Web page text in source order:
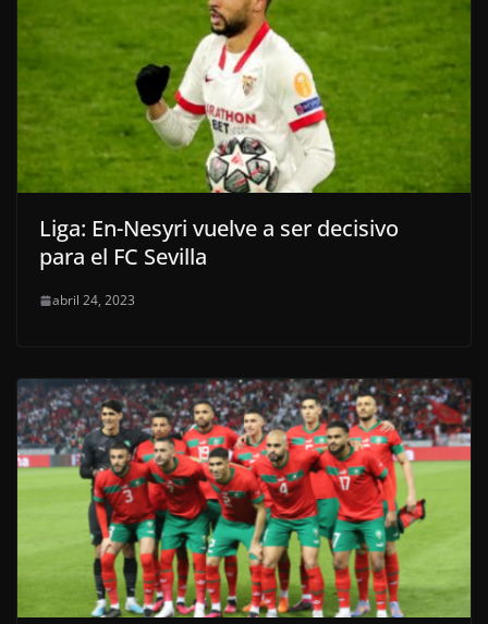
Liga: En-Nesyri vuelve a ser decisivo
para el FC Sevilla
abril 24, 2023